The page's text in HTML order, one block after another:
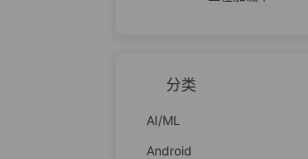
分类
AI/ML
Android